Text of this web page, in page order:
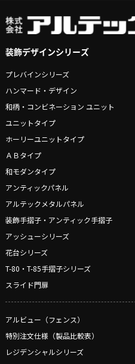
装飾デザインシリーズ
プレバインシリーズ
ハンマード・デザイン
和柄・コンビネーション ユニット
ユニットタイプ
ホーリーユニットタイプ
ＡＢタイプ
和モダンタイプ
アンティックパネル
アルテックメタルパネル
装飾手摺子・アンティック手摺子
アッシューシリーズ
花台シリーズ
T-80・T-85手摺子シリーズ
スライド門扉
アルビュー（フェンス）
特別注文仕様（製品比較表）
レジデンシャルシリーズ